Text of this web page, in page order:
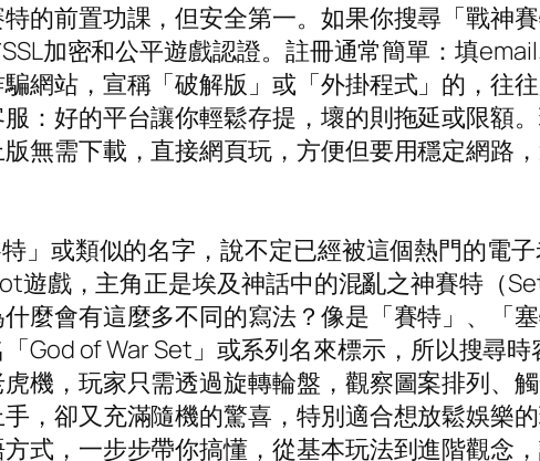
的前置功課，但安全第一。如果你搜尋「戰神
加密和公平遊戲認證。註冊通常簡單：填
網站，宣稱「破解版」或「外掛程式」的，往
：好的平台讓你輕鬆存提，壞的則拖延或限額
無需下載，直接網頁玩，方便但要用穩定網路
」或類似的名字，說不定已經被這個熱門的電
遊戲，主角正是埃及神話中的混亂之神賽特（
麼會有這麼多不同的寫法？像是「賽特」、「
God of War Set」或系列名來標示，所以搜尋
機，玩家只需透過旋轉輪盤，觀察圖案排列、
，卻又充滿隨機的驚喜，特別適合想放鬆娛樂
式，一步步帶你搞懂，從基本玩法到進階觀念，